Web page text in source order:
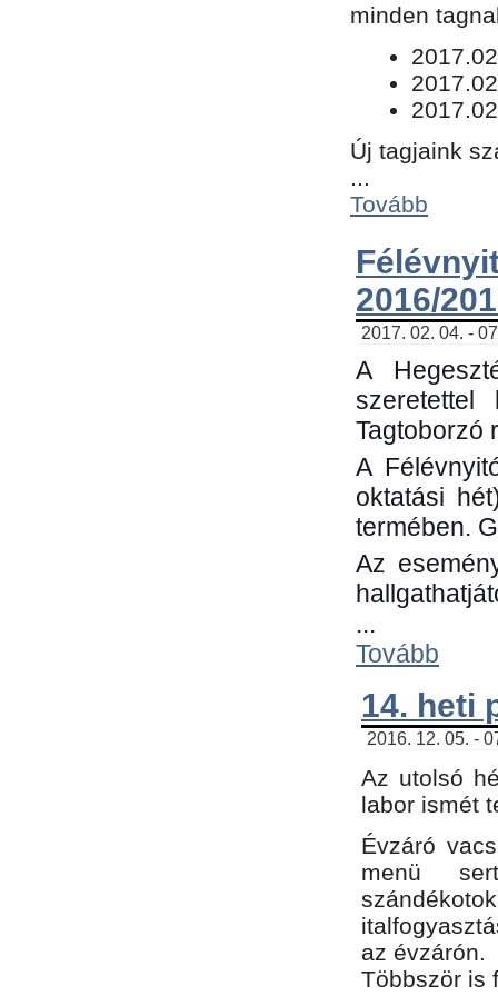
minden
Új tagjaink
...
Tovább
2016/
2017. 02. 04. -
A
Tagtoborzó
A
oktatási
termében.
Az
...
Tovább
14. heti
2016. 12. 05. -
Az utolsó
labor ismét
Évzáró
menü
az évzárón.
Többször is